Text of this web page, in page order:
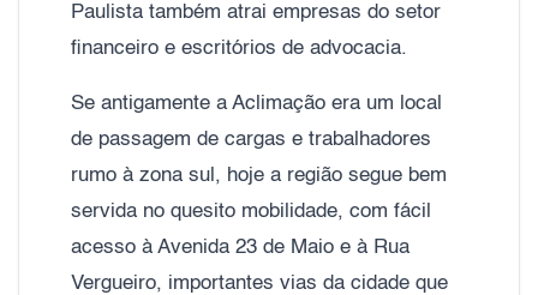
Paulista também atrai empresas do setor
financeiro e escritórios de advocacia.
Se antigamente a Aclimação era um local
de passagem de cargas e trabalhadores
rumo à zona sul, hoje a região segue bem
servida no quesito mobilidade, com fácil
acesso à Avenida 23 de Maio e à Rua
Vergueiro, importantes vias da cidade que